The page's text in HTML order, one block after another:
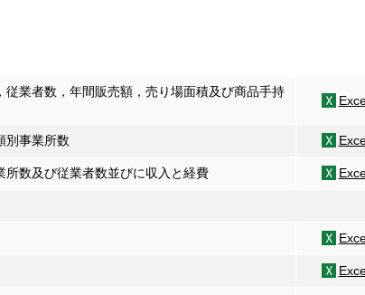
業者数，年間販売額，売り場面積及び商品手持
別事業所数
数及び従業者数並びに収入と経費